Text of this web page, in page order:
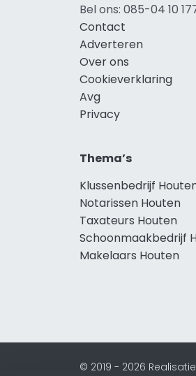
Bel ons: 085-04 10
Contact
Adverteren
Over ons
Cookieverklaring
Avg
Privacy
Thema’s
Klussenbedrijf
Notarissen Houten
Taxateurs Houten
Schoonmaakbedrijf
Makelaars Houten
© 2019 - 2026